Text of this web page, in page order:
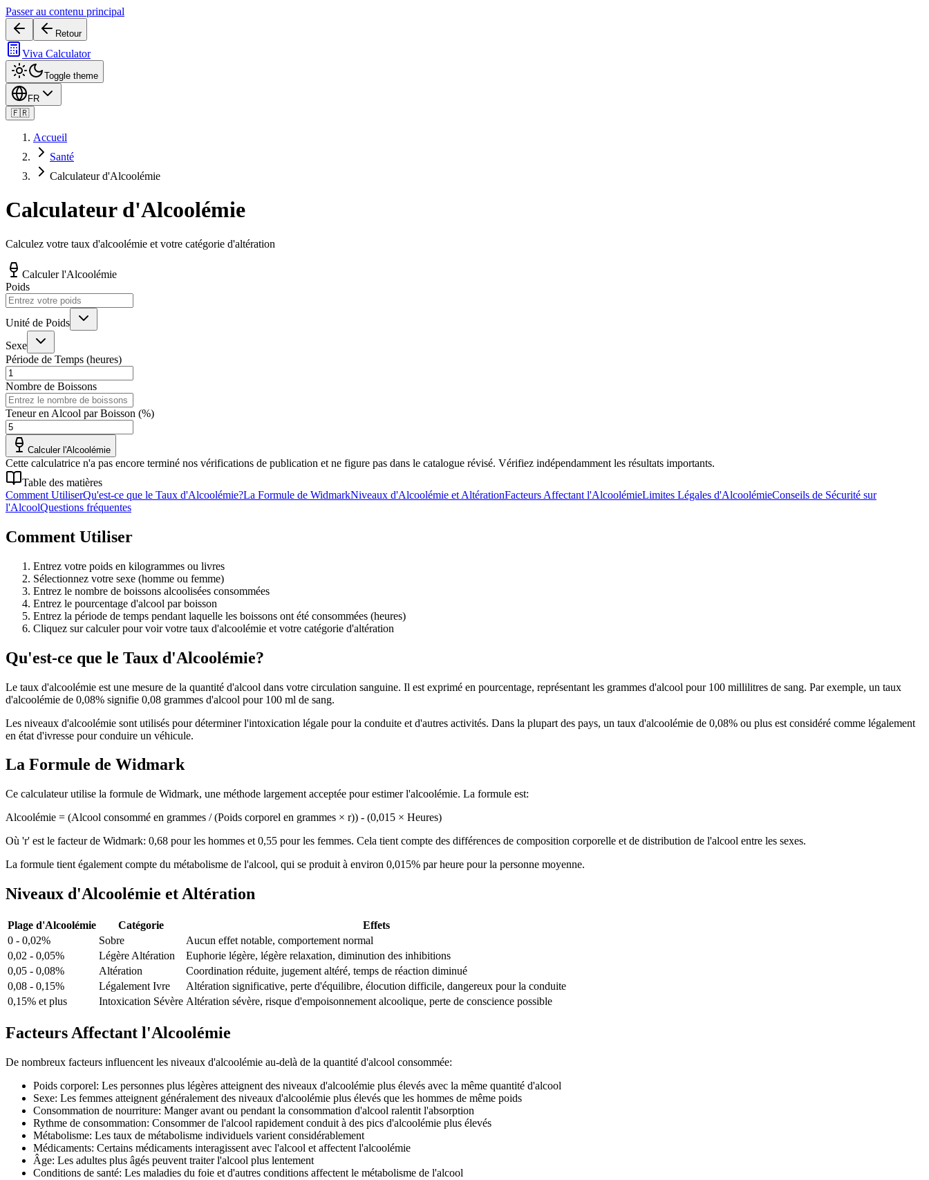
Passer au contenu principal
Retour
Viva Calculator
Toggle theme
FR
🇫🇷
Accueil
Santé
Calculateur d'Alcoolémie
Calculateur d'Alcoolémie
Calculez votre taux d'alcoolémie et votre catégorie d'altération
Calculer l'Alcoolémie
Poids
Unité de Poids
Sexe
Période de Temps (heures)
Nombre de Boissons
Teneur en Alcool par Boisson (%)
Calculer l'Alcoolémie
Cette calculatrice n'a pas encore terminé nos vérifications de publication et ne figure pas dans le catalogue révisé. Vérifiez indépendamment les résultats importants.
Table des matières
Comment UtiliserQu'est-ce que le Taux d'Alcoolémie?La Formule de WidmarkNiveaux d'Alcoolémie et AltérationFacteurs Affectant l'AlcoolémieLimites Légales d'AlcoolémieConseils de Sécurité sur
l'AlcoolQuestions fréquentes
Comment Utiliser
Entrez votre poids en kilogrammes ou livres
Sélectionnez votre sexe (homme ou femme)
Entrez le nombre de boissons alcoolisées consommées
Entrez le pourcentage d'alcool par boisson
Entrez la période de temps pendant laquelle les boissons ont été consommées (heures)
Cliquez sur calculer pour voir votre taux d'alcoolémie et votre catégorie d'altération
Qu'est-ce que le Taux d'Alcoolémie?
Le taux d'alcoolémie est une mesure de la quantité d'alcool dans votre circulation sanguine. Il est exprimé en pourcentage, représentant les grammes d'alcool pour 100 millilitres de sang. Par exemple, un taux
d'alcoolémie de 0,08% signifie 0,08 grammes d'alcool pour 100 ml de sang.
Les niveaux d'alcoolémie sont utilisés pour déterminer l'intoxication légale pour la conduite et d'autres activités. Dans la plupart des pays, un taux d'alcoolémie de 0,08% ou plus est considéré comme légalement
en état d'ivresse pour conduire un véhicule.
La Formule de Widmark
Ce calculateur utilise la formule de Widmark, une méthode largement acceptée pour estimer l'alcoolémie. La formule est:
Alcoolémie = (Alcool consommé en grammes / (Poids corporel en grammes × r)) - (0,015 × Heures)
Où 'r' est le facteur de Widmark: 0,68 pour les hommes et 0,55 pour les femmes. Cela tient compte des différences de composition corporelle et de distribution de l'alcool entre les sexes.
La formule tient également compte du métabolisme de l'alcool, qui se produit à environ 0,015% par heure pour la personne moyenne.
Niveaux d'Alcoolémie et Altération
Plage d'Alcoolémie Catégorie
Effets
0 - 0,02%
Sobre
Aucun effet notable, comportement normal
0,02 - 0,05%
Légère Altération
Euphorie légère, légère relaxation, diminution des inhibitions
0,05 - 0,08%
Altération
Coordination réduite, jugement altéré, temps de réaction diminué
0,08 - 0,15%
Légalement Ivre
Altération significative, perte d'équilibre, élocution difficile, dangereux pour la conduite
0,15% et plus
Intoxication Sévère Altération sévère, risque d'empoisonnement alcoolique, perte de conscience possible
Facteurs Affectant l'Alcoolémie
De nombreux facteurs influencent les niveaux d'alcoolémie au-delà de la quantité d'alcool consommée:
Poids corporel: Les personnes plus légères atteignent des niveaux d'alcoolémie plus élevés avec la même quantité d'alcool
Sexe: Les femmes atteignent généralement des niveaux d'alcoolémie plus élevés que les hommes de même poids
Consommation de nourriture: Manger avant ou pendant la consommation d'alcool ralentit l'absorption
Rythme de consommation: Consommer de l'alcool rapidement conduit à des pics d'alcoolémie plus élevés
Métabolisme: Les taux de métabolisme individuels varient considérablement
Médicaments: Certains médicaments interagissent avec l'alcool et affectent l'alcoolémie
Âge: Les adultes plus âgés peuvent traiter l'alcool plus lentement
Conditions de santé: Les maladies du foie et d'autres conditions affectent le métabolisme de l'alcool